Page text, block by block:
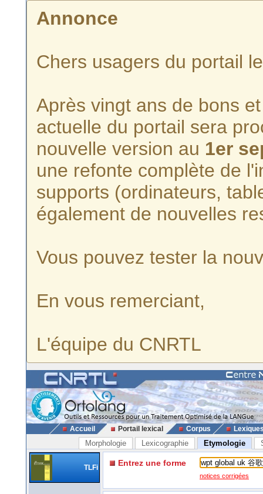
Annonce
Chers usagers du portail
Après vingt ans de bons
actuelle du portail sera
nouvelle version au 1er
une refonte complète de
supports (ordinateurs,
également de nouvelles
Vous pouvez tester la
En vous remerciant,
L'équipe du CNRTL
Accueil Portail lexical Corpus
Morphologie Lexicographie Etymologie
TLFi Entrez une forme
notices corrigées